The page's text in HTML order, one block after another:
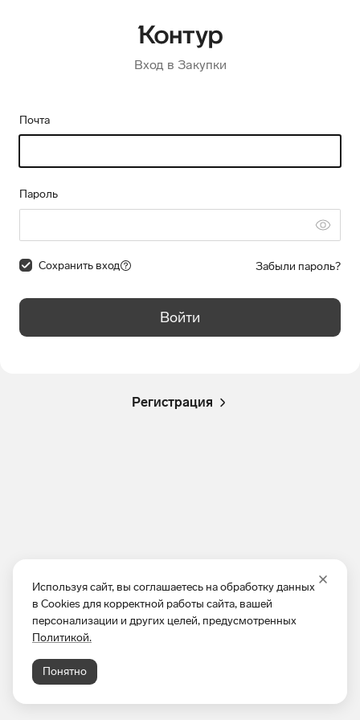
Используя сайт, вы соглашаетесь на обработку данных
в Cookies для корректной работы сайта, вашей
персонализации и других целей, предусмотренных
Политикой.
Понятно
Вход в Закупки
Почта
Пароль
Сохранить вход Забыли пароль?
Войти
Регистрация